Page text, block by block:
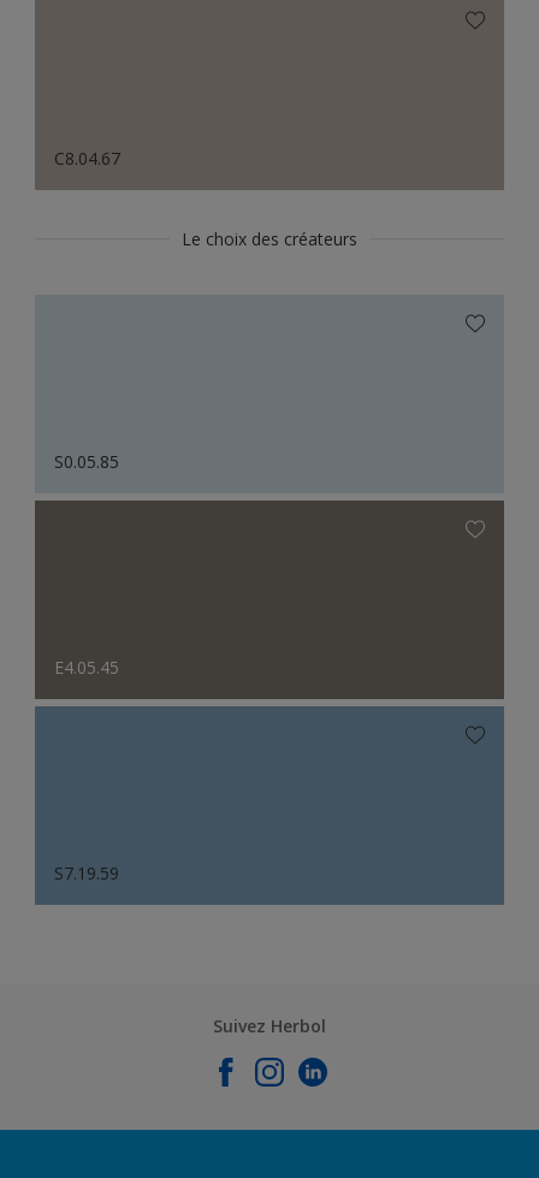
C8.04.67
Le choix des créateurs
S0.05.85
E4.05.45
S7.19.59
Suivez Herbol